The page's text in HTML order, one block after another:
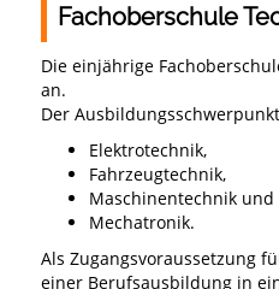
Fachoberschule
Die einjährige
an.
Der
Elektrotechnik,
Fahrzeugtechnik,
Maschinentechnik und
Mechatronik.
Als Zugangsvoraussetzung
einer Berufsausbildung in